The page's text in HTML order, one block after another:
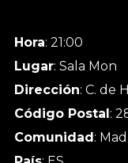
Hora: 21:00
Lugar: Sala Mon
Dirección: C. de
Código Postal :
Comunidad :